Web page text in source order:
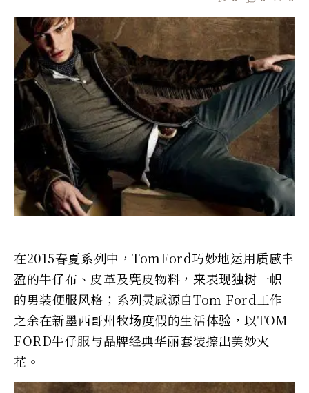
在2015春夏系列中，TomFord巧妙地运用质感丰
盈的牛仔布、皮革及麂皮物料，来表现独树一帜
的男装便服风格；系列灵感源自Tom Ford工作
之余在新墨西哥州牧场度假的生活体验，以TOM
FORD牛仔服与品牌经典华丽套装擦出美妙火
花。